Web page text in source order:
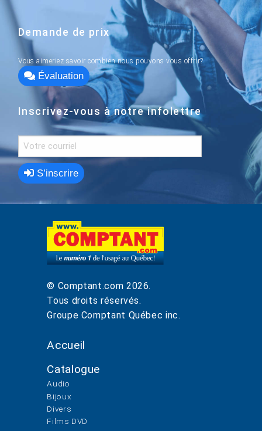
Demande de prix
Vous aimeriez savoir combien nous pouvons vous offrir?
Évaluation
Inscrivez-vous à notre infolettre
S’inscrire
© Comptant.com 2026.
Tous droits réservés.
Groupe Comptant Québec inc.
Accueil
Catalogue
Audio
Bijoux
Divers
Films DVD